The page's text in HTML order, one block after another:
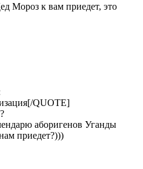
к вам приедет, это
QUOTE]
аборигенов Уганды
приедет?)))